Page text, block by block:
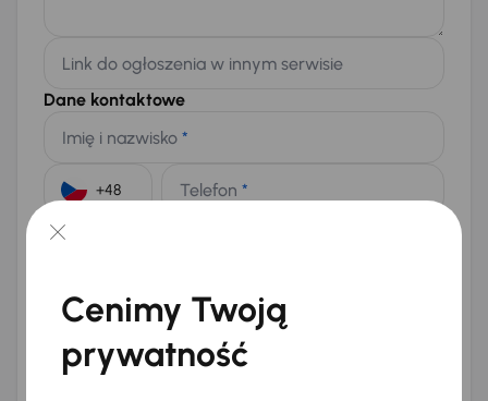
Link do ogłoszenia w innym serwisie
Dane kontaktowe
Imię i nazwisko *
Telefon *
E-mail
Na e-mail(opcjonalnie)
Na numer telefonu (opcjonalnie)
Wyślij zapytanie
Cenimy Twoją
prywatność